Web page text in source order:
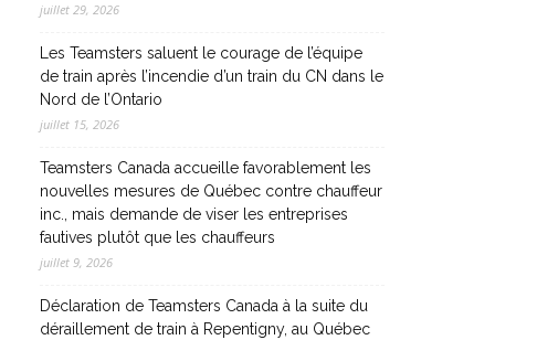
juillet 29, 2026
Les Teamsters saluent le courage de l’équipe
de train après l’incendie d’un train du CN dans le
Nord de l’Ontario
juillet 15, 2026
Teamsters Canada accueille favorablement les
nouvelles mesures de Québec contre chauffeur
inc., mais demande de viser les entreprises
fautives plutôt que les chauffeurs
juillet 9, 2026
Déclaration de Teamsters Canada à la suite du
déraillement de train à Repentigny, au Québec